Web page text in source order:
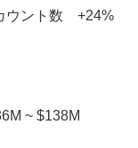
ウント数 +24%
~ $138M